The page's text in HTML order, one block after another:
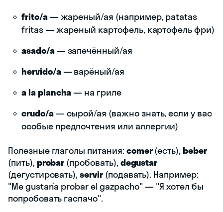
frito/a— жареный/ая (например, patatas
fritas — жареный картофель, картофель фри)
asado/a— запечённый/ая
hervido/a— варёный/ая
a la plancha— на гриле
crudo/a— сырой/ая (важно знать, если у вас
особые предпочтения или аллергии)
Полезные глаголы питания: comer(есть),beber
(пить), probar (пробовать), degustar
(дегустировать),servir(подавать). Например:
"Me gustaría probar el gazpacho" — "Я хотел бы
попробовать гаспачо".